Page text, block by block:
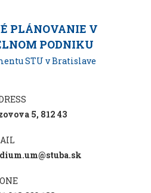
PLÁNOVANIE V
PODNIKU
STU v Bratislave
5, 812 43